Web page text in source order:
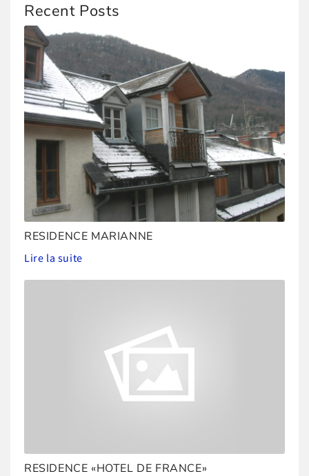
Recent Posts
RESIDENCE MARIANNE
Lire la suite
RESIDENCE «HOTEL DE FRANCE»